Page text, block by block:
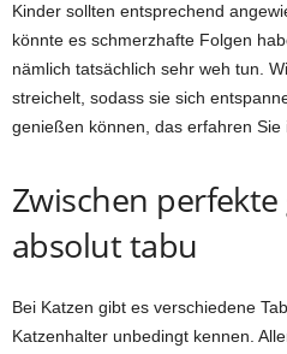
Kinder sollten entsprechend
könnte es schmerzhafte Folgen
nämlich tatsächlich sehr weh tun.
streichelt, sodass sie sich
genießen können, das erfahren Sie
Zwischen
absolut tabu
Bei Katzen gibt es verschiedene
Katzenhalter unbedingt kennen.